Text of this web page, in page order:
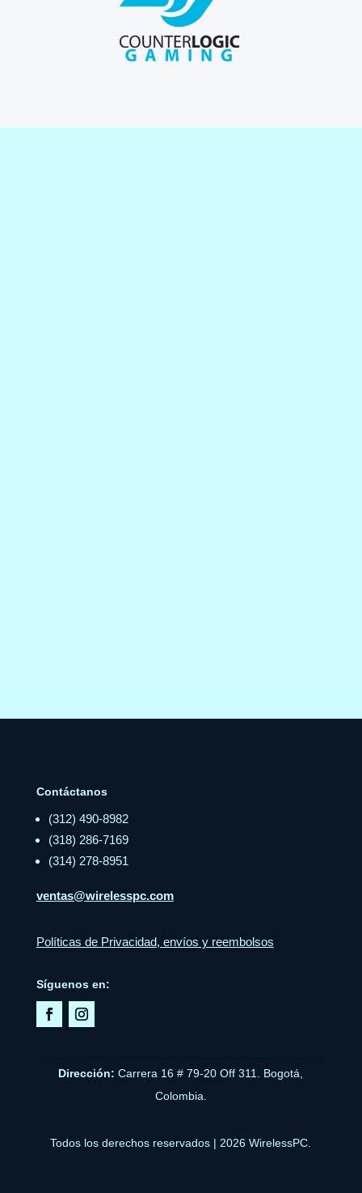
Contáctanos
(312) 490-8982
(318) 286-7169
(314) 278-8951
ventas@wirelesspc.com
Políticas de Privacidad, envíos y reembolsos
Síguenos en:
Dirección:Carrera 16 # 79-20 Off 311. Bogotá,
Colombia.
Todos los derechos reservados | 2026 WirelessPC.